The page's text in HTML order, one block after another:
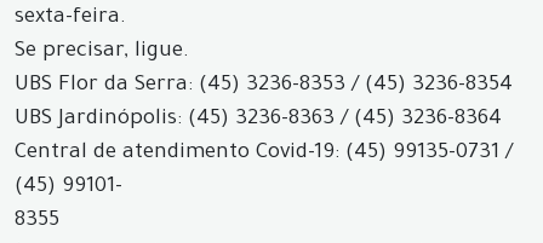
sexta-feira.
Se precisar, ligue.
UBS Flor da Serra: (45) 3236-8353 / (45) 3236-8354
UBS Jardinópolis: (45) 3236-8363 / (45) 3236-8364
Central de atendimento Covid-19: (45) 99135-0731 /
(45) 99101-
8355